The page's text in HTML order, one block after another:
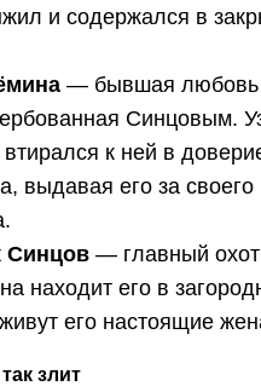
и содержался в
— бывшая любовь
Синцовым.
втирался к ней в
выдавая его за своего
Синцов — главный
находит его в
его настоящие
злит